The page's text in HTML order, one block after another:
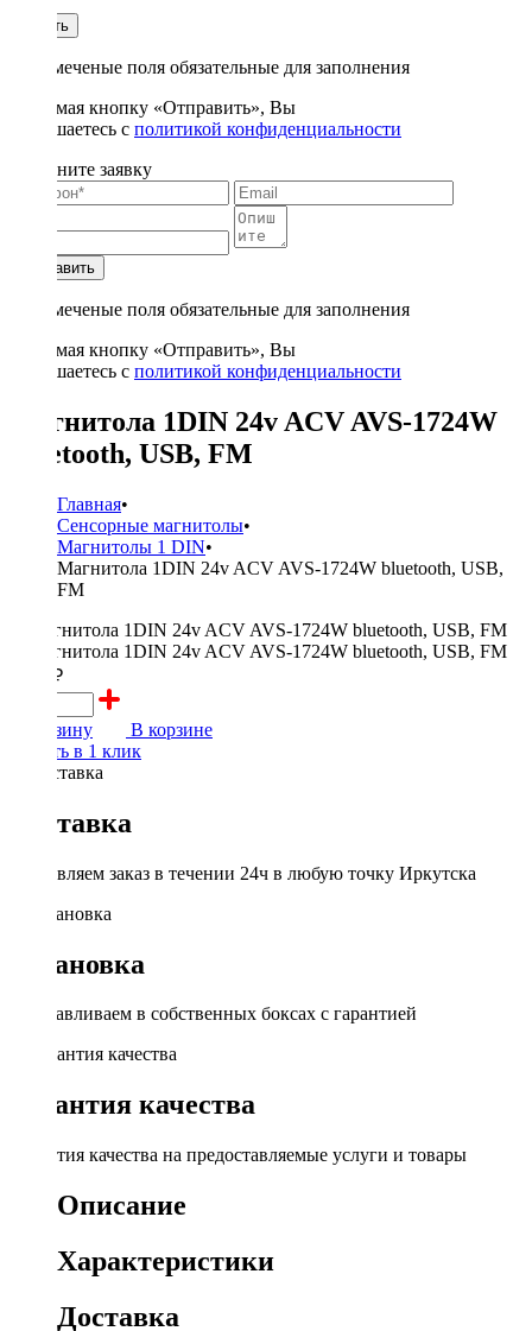
Купить
* - отмеченые поля обязательные для заполнения
Нажимая кнопку «Отправить», Вы
соглашаетесь с политикой конфиденциальности
Заполните заявку
Отправить
* - отмеченые поля обязательные для заполнения
Нажимая кнопку «Отправить», Вы
соглашаетесь с политикой конфиденциальности
Магнитола 1DIN 24v ACV AVS-1724W
bluetooth, USB, FM
Главная•
Сенсорные магнитолы•
Магнитолы 1 DIN•
Магнитола 1DIN 24v ACV AVS-1724W bluetooth, USB,
FM
3000 ₽
В корзину
В корзине
Купить в 1 клик
Доставка
Доставляем заказ в течении 24ч в любую точку Иркутска
Установка
Устанавливаем в собственных боксах с гарантией
Гарантия качества
Гарантия качества на предоставляемые услуги и товары
Описание
Характеристики
Доставка